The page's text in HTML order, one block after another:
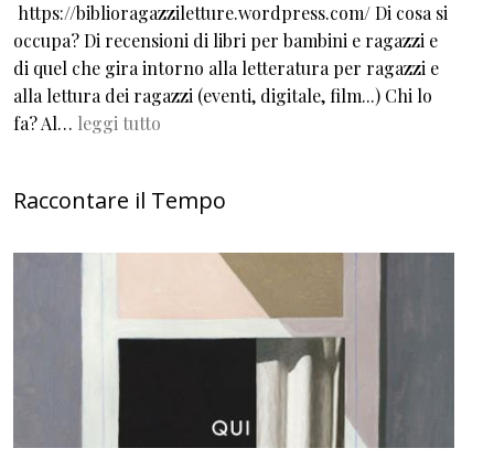
https://biblioragazziletture.wordpress.com/ Di cosa si
occupa? Di recensioni di libri per bambini e ragazzi e
di quel che gira intorno alla letteratura per ragazzi e
alla lettura dei ragazzi (eventi, digitale, film...) Chi lo
fa? Al… leggi tutto
Raccontare il Tempo